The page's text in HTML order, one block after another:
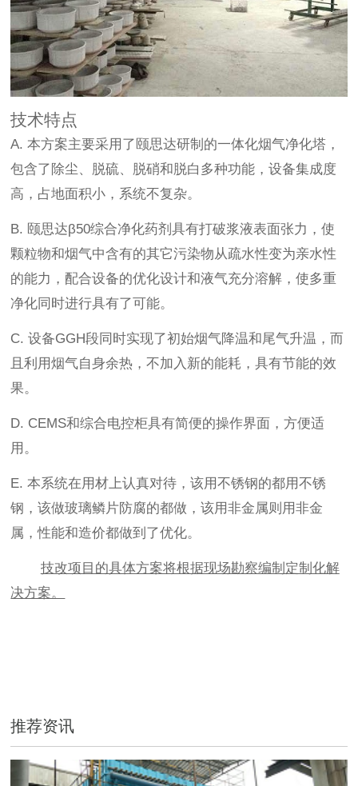
技术特点
A. 本方案主要采用了颐思达研制的一体化烟气净化塔，
包含了除尘、脱硫、脱硝和脱白多种功能，设备集成度
高，占地面积小，系统不复杂。
B. 颐思达β50综合净化药剂具有打破浆液表面张力，使
颗粒物和烟气中含有的其它污染物从疏水性变为亲水性
的能力，配合设备的优化设计和液气充分溶解，使多重
净化同时进行具有了可能。
C.设备GGH段同时实现了初始烟气降温和尾气升温，而
且利用烟气自身余热，不加入新的能耗，具有节能的效
果。
D. CEMS和综合电控柜具有简便的操作界面，方便适
用。
E. 本系统在用材上认真对待，该用不锈钢的都用不锈
钢，该做玻璃鳞片防腐的都做，该用非金属则用非金
属，性能和造价都做到了优化。
技改项目的具体方案将根据现场勘察编制定制化解
决方案。
推荐资讯